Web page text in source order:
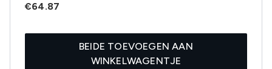
€64.87
BEIDE TOEVOEGEN AAN
WINKELWAGENTJE